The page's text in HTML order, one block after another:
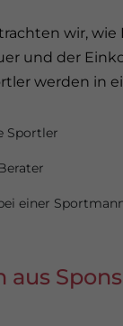
wir,
und der
werden in
Sportler
einer
aus